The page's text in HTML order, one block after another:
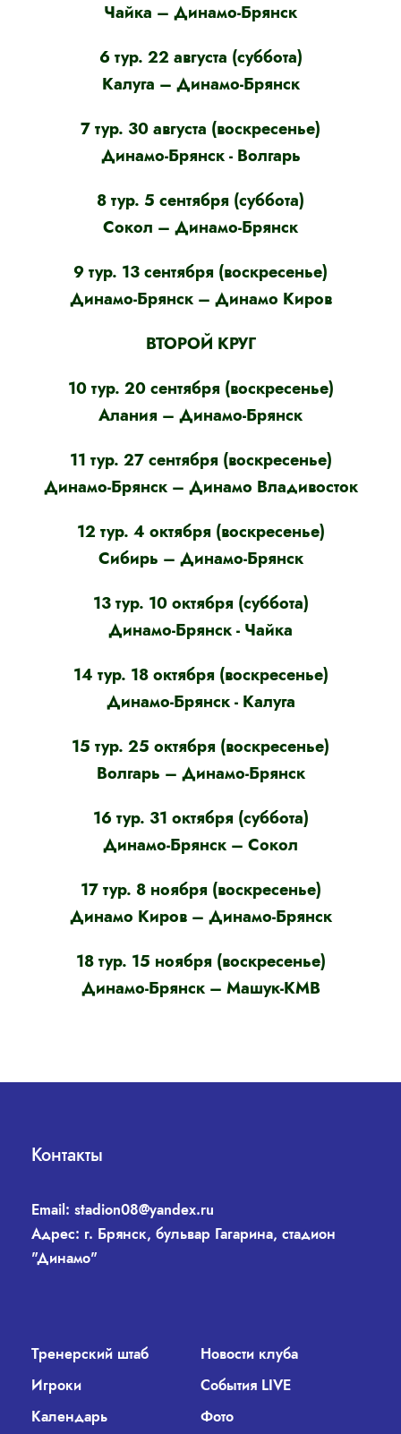
Чайка – Динамо-Брянск
6 тур. 22 августа (суббота)
Калуга – Динамо-Брянск
7 тур. 30 августа (воскресенье)
Динамо-Брянск - Волгарь
8 тур. 5 сентября (суббота)
Сокол – Динамо-Брянск
9 тур. 13 сентября (воскресенье)
Динамо-Брянск – Динамо Киров
ВТОРОЙ КРУГ
10 тур. 20 сентября (воскресенье)
Алания – Динамо-Брянск
11 тур. 27 сентября (воскресенье)
Динамо-Брянск – Динамо Владивосток
12 тур. 4 октября (воскресенье)
Сибирь – Динамо-Брянск
13 тур. 10 октября (суббота)
Динамо-Брянск - Чайка
14 тур. 18 октября (воскресенье)
Динамо-Брянск - Калуга
15 тур. 25 октября (воскресенье)
Волгарь – Динамо-Брянск
16 тур. 31 октября (суббота)
Динамо-Брянск – Сокол
17 тур. 8 ноября (воскресенье)
Динамо Киров – Динамо-Брянск
18 тур. 15 ноября (воскресенье)
Динамо-Брянск – Машук-КМВ
Контакты
Email: stadion08@yandex.ru
Адрес: г. Брянск, бульвар Гагарина, стадион
"Динамо"
Тренерский штаб
Новости клуба
Игроки
События LIVE
Календарь
Фото